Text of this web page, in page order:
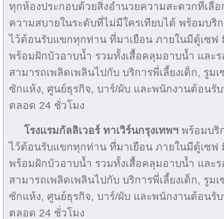
ทุกห้องประกอบด้วยสิ่งอำนวยความสะดวกที่เลือ
ความสบายในระดับที่ไม่มีใครเทียบได้ พร้อมบริ
ไว้ต้อนรับแขกทุกท่าน ที่มาเยือน ภายในมีตู้เซฟ
พร้อมฝักบัวอาบน้ำ รวมทั้งเสื้อคลุมอาบน้ำ และร
สามารถเพลิดเพลินไปกับ บริการพี่เลี้ยงเด็ก, รูม
ซักแห้ง, ศูนย์ธุรกิจ, บาร์/ผับ และพนักงานต้อนรั
ตลอด 24 ชั่วโมง
โรงแรมกัลลิเวอร์ ทาเวิร์นกรุงเทพฯ พร้อมบริ
ไว้ต้อนรับแขกทุกท่าน ที่มาเยือน ภายในมีตู้เซฟ
พร้อมฝักบัวอาบน้ำ รวมทั้งเสื้อคลุมอาบน้ำ และร
สามารถเพลิดเพลินไปกับ บริการพี่เลี้ยงเด็ก, รูม
ซักแห้ง, ศูนย์ธุรกิจ, บาร์/ผับ และพนักงานต้อนรั
ตลอด 24 ชั่วโมง